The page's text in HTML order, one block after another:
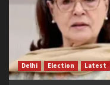
Delhi Election Latest